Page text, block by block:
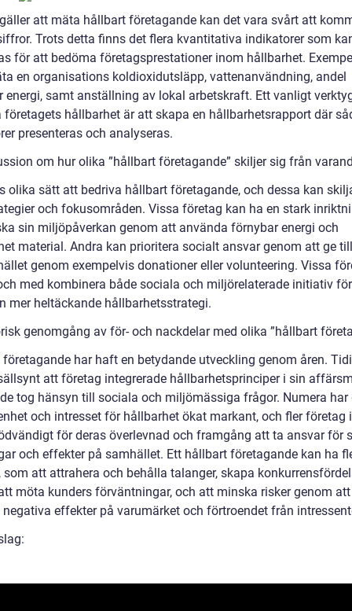
att mäta hållbart företagande kan det vara svårt att
Trots detta finns det flera kvantitativa indikatorer som
för att bedöma företagsprestationer inom hållbarhet.
en organisations koldioxidutsläpp, vattenanvändning, andel
energi, samt anställning av lokal arbetskraft. Ett vanligt
företagets hållbarhet är att skapa en hållbarhetsrapport där
presenteras och analyseras.
om hur olika ”hållbart företagande” skiljer sig från
olika sätt att bedriva hållbart företagande, och dessa kan
och fokusområden. Vissa företag kan ha en stark
sin miljöpåverkan genom att använda förnybar energi och
material. Andra kan prioritera socialt ansvar genom att ge
genom exempelvis donationer eller volunteering. Vissa
med kombinera både sociala och miljörelaterade initiativ
mer heltäckande hållbarhetsstrategi.
genomgång av för- och nackdelar med olika ”hållbart
har haft en betydande utveckling genom åren.
att företag integrerade hållbarhetsprinciper i sin
tog hänsyn till sociala och miljömässiga frågor. Numera har
och intresset för hållbarhet ökat markant, och fler företag
för deras överlevnad och framgång att ta ansvar för
och effekter på samhället. Ett hållbart företagande kan ha
som att attrahera och behålla talanger, skapa
möta kunders förväntningar, och att minska risker genom att
effekter på varumärket och förtroendet från